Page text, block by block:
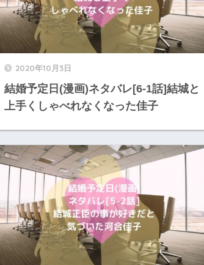
2020年10月3日
結婚予定日(漫画)ネタバレ[6-1話]結城と
上手くしゃべれなくなった佳子